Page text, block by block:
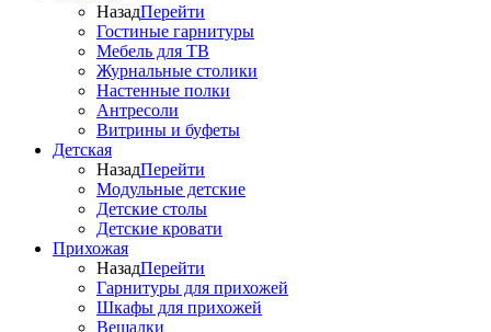
НазадПерейти
Гостиные гарнитуры
Мебель для ТВ
Журнальные столики
Настенные полки
Антресоли
Витрины и буфеты
Детская
НазадПерейти
Модульные детские
Детские столы
Детские кровати
Прихожая
НазадПерейти
Гарнитуры для прихожей
Шкафы для прихожей
Вешалки